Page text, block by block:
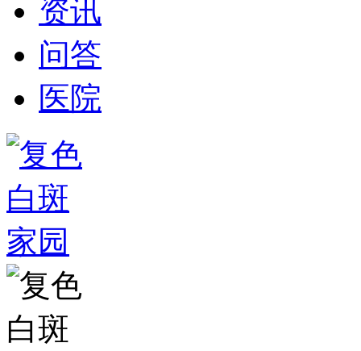
资讯
问答
医院